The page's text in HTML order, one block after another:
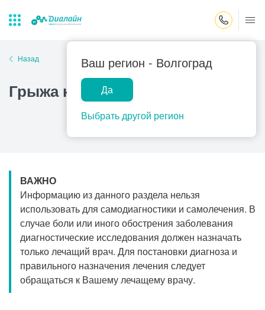
Ваш регион - Волгоград
Да
Выбрать другой регион
Лаборатории
Центр помощи
на дому
Закрыть поиск
Популярные запросы
Прием гинеколога
Прием гастроэнтеролога
Прием офтальмолога
Прием уролога
Прием хирурга
Прием кардиолога
Назад
Грыжа кишечника
ВАЖНО
Информацию из данного раздела нельзя
использовать для самодиагностики и самолечения. В
случае боли или иного обострения заболевания
диагностические исследования должен назначать
только лечащий врач. Для постановки диагноза и
правильного назначения лечения следует
обращаться к Вашему лечащему врачу.